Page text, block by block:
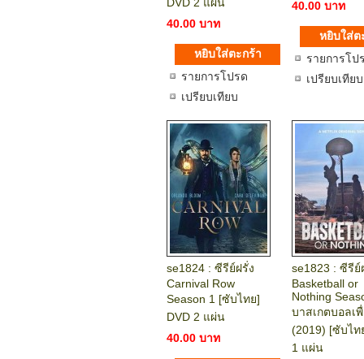
40.00 บาท
รายการโปรด
เปรียบเทียบ
40.00 บาท
รายการโป
เปรียบเทียบ
se1824 : ซีรีย์ฝรั่ง
Carnival Row
Season 1 [ซับไทย]
DVD 2 แผ่น
40.00 บาท
se1823 : ซีรีย์
Basketball or
Nothing
บาสเกตบอลเ
(2019) [ซับไท
1 แผ่น